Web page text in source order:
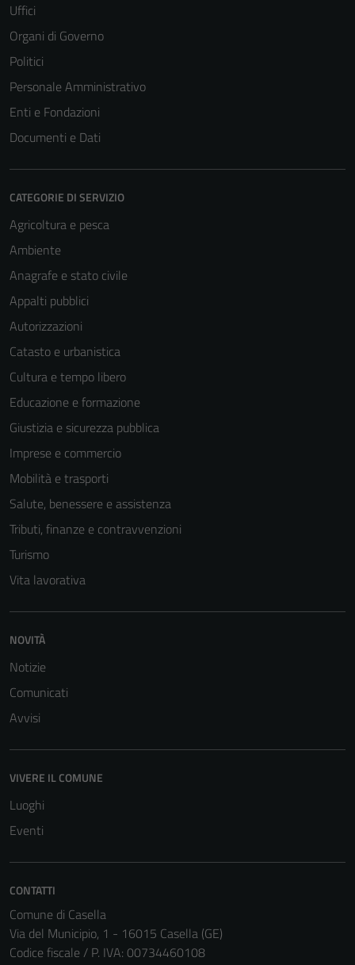
Uffici
Organi di Governo
Politici
Personale Amministrativo
Enti e Fondazioni
Documenti e Dati
CATEGORIE DI SERVIZIO
Agricoltura e pesca
Ambiente
Anagrafe e stato civile
Appalti pubblici
Autorizzazioni
Catasto e urbanistica
Cultura e tempo libero
Educazione e formazione
Giustizia e sicurezza pubblica
Imprese e commercio
Mobilità e trasporti
Salute, benessere e assistenza
Tributi, finanze e contravvenzioni
Turismo
Vita lavorativa
NOVITÀ
Notizie
Comunicati
Avvisi
VIVERE IL COMUNE
Luoghi
Eventi
CONTATTI
Comune di Casella
Via del Municipio, 1 - 16015 Casella (GE)
Codice fiscale / P. IVA: 00734460108
sono necessari
per il